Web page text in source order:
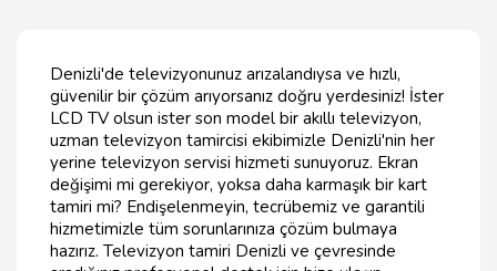
Denizli'de televizyonunuz arızalandıysa ve hızlı,
güvenilir bir çözüm arıyorsanız doğru yerdesiniz! İster
LCD TV olsun ister son model bir akıllı televizyon,
uzman televizyon tamircisi ekibimizle Denizli'nin her
yerine televizyon servisi hizmeti sunuyoruz. Ekran
değişimi mi gerekiyor, yoksa daha karmaşık bir kart
tamiri mi? Endişelenmeyin, tecrübemiz ve garantili
hizmetimizle tüm sorunlarınıza çözüm bulmaya
hazırız. Televizyon tamiri Denizli ve çevresinde